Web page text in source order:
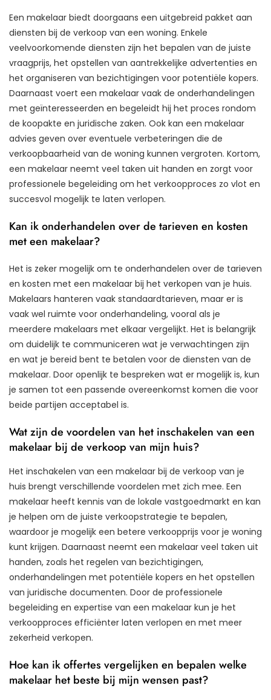
Een makelaar biedt doorgaans een uitgebreid pakket aan
diensten bij de verkoop van een woning. Enkele
veelvoorkomende diensten zijn het bepalen van de juiste
vraagprijs, het opstellen van aantrekkelijke advertenties en
het organiseren van bezichtigingen voor potentiële kopers.
Daarnaast voert een makelaar vaak de onderhandelingen
met geïnteresseerden en begeleidt hij het proces rondom
de koopakte en juridische zaken. Ook kan een makelaar
advies geven over eventuele verbeteringen die de
verkoopbaarheid van de woning kunnen vergroten. Kortom,
een makelaar neemt veel taken uit handen en zorgt voor
professionele begeleiding om het verkoopproces zo vlot en
succesvol mogelijk te laten verlopen.
Kan ik onderhandelen over de tarieven en kosten
met een makelaar?
Het is zeker mogelijk om te onderhandelen over de tarieven
en kosten met een makelaar bij het verkopen van je huis.
Makelaars hanteren vaak standaardtarieven, maar er is
vaak wel ruimte voor onderhandeling, vooral als je
meerdere makelaars met elkaar vergelijkt. Het is belangrijk
om duidelijk te communiceren wat je verwachtingen zijn
en wat je bereid bent te betalen voor de diensten van de
makelaar. Door openlijk te bespreken wat er mogelijk is, kun
je samen tot een passende overeenkomst komen die voor
beide partijen acceptabel is.
Wat zijn de voordelen van het inschakelen van een
makelaar bij de verkoop van mijn huis?
Het inschakelen van een makelaar bij de verkoop van je
huis brengt verschillende voordelen met zich mee. Een
makelaar heeft kennis van de lokale vastgoedmarkt en kan
je helpen om de juiste verkoopstrategie te bepalen,
waardoor je mogelijk een betere verkoopprijs voor je woning
kunt krijgen. Daarnaast neemt een makelaar veel taken uit
handen, zoals het regelen van bezichtigingen,
onderhandelingen met potentiële kopers en het opstellen
van juridische documenten. Door de professionele
begeleiding en expertise van een makelaar kun je het
verkoopproces efficiënter laten verlopen en met meer
zekerheid verkopen.
Hoe kan ik offertes vergelijken en bepalen welke
makelaar het beste bij mijn wensen past?